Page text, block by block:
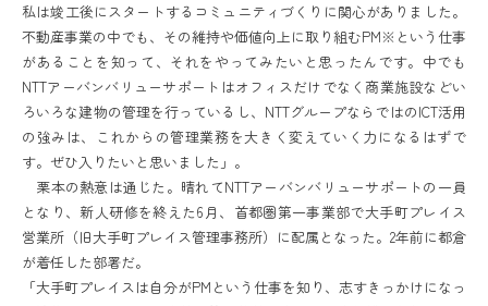
私は竣工後にスタートするコミュニティづくりに関心がありました。
不動産事業の中でも、その維持や価値向上に取り組むPM※という仕事
があることを知って、それをやってみたいと思ったんです。中でも
NTTアーバンバリューサポートはオフィスだけでなく商業施設などい
ろいろな建物の管理を行っているし、NTTグループならではのICT活用
の強みは、これからの管理業務を大きく変えていく力になるはずで
す。ぜひ入りたいと思いました」。
栗本の熱意は通じた。晴れてNTTアーバンバリューサポートの一員
となり、新人研修を終えた6月、首都圏第一事業部で大手町プレイス
営業所（旧大手町プレイス管理事務所）に配属となった。2年前に都倉
が着任した部署だ。
「大手町プレイスは自分がPMという仕事を知り、志すきっかけになっ